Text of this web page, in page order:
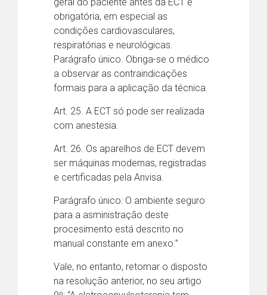
obrigatória, em especial as
condições cardiovasculares,
respiratórias e neurológicas.
Parágrafo único. Obriga-se o médico
a observar as contraindicações
formais para a aplicação da técnica.
Art. 25. A ECT só pode ser realizada
com anestesia.
Art. 26. Os aparelhos de ECT devem
ser máquinas modernas, registradas
e certificadas pela Anvisa.
Parágrafo único: O ambiente seguro
para a asministração deste
procesimento está descrito no
manual constante em anexo.”
Vale, no entanto, retomar o disposto
na resolução anterior, no seu artigo